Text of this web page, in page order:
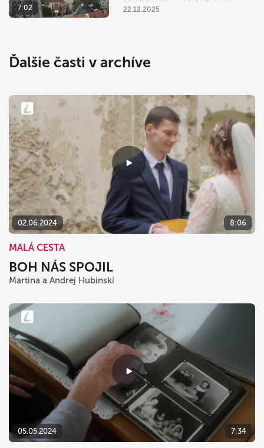
7:02 22.12.2025
Ďalšie časti v archíve
02.06.2024 8:06
MALÁ CESTA
BOH NÁS SPOJIL
Martina a Andrej Hubinskí
05.05.2024 7:34